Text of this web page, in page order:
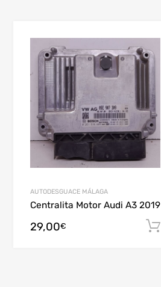
AUTODESGUACE MÁLAGA
Centralita Motor Audi A3 2019
29,00€